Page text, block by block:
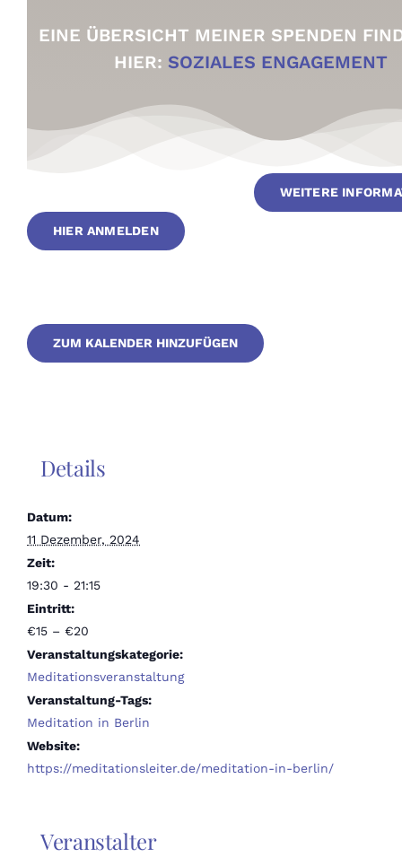
EINE ÜBERSICHT MEINER SPENDEN
HIER: SOZIALES ENGAGEMENT
WEITERE
HIER ANMELDEN
ZUM KALENDER HINZUFÜGEN
Details
Datum:
11 Dezember, 2024
Zeit:
19:30 - 21:15
Eintritt:
€15 – €20
Veranstaltungskategorie:
Meditationsveranstaltung
Veranstaltung-Tags:
Meditation in Berlin
Website:
https://meditationsleiter.de/meditation-in-berlin/
Veranstalter